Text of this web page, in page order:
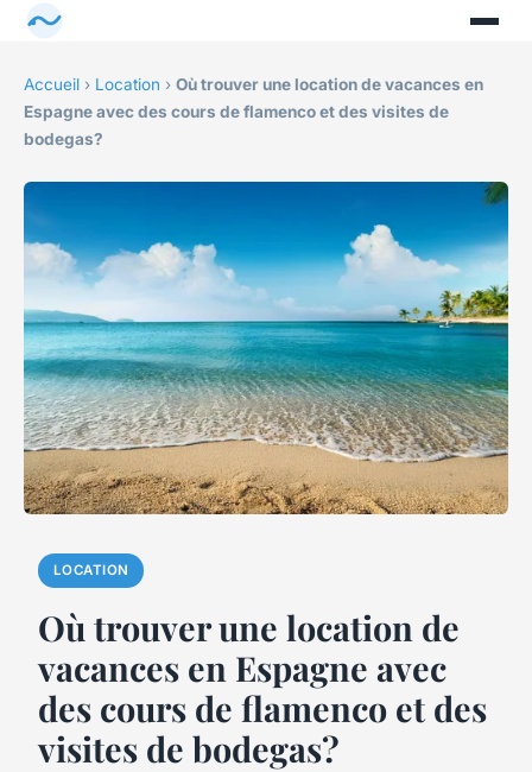
Accueil › Location › Où trouver une location de vacances en
Espagne avec des cours de flamenco et des visites de
bodegas?
LOCATION
Où trouver une location de
vacances en Espagne avec
des cours de flamenco et des
visites de bodegas?